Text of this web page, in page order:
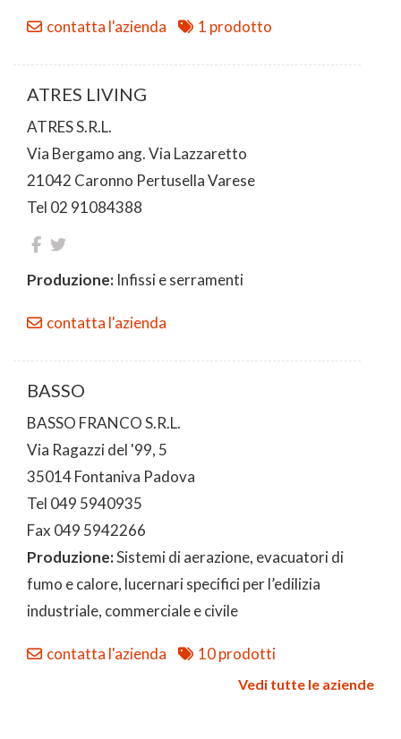
contatta l'azienda 1 prodotto
ATRES LIVING
ATRES S.R.L.
Via Bergamo ang. Via Lazzaretto
21042 Caronno Pertusella Varese
Tel 02 91084388
Produzione: Infissi e serramenti
contatta l'azienda
BASSO
BASSO FRANCO S.R.L.
Via Ragazzi del '99, 5
35014 Fontaniva Padova
Tel 049 5940935
Fax 049 5942266
Produzione:Sistemi di aerazione, evacuatori di
fumo e calore, lucernari specifici per l’edilizia
industriale, commerciale e civile
contatta l'azienda 10 prodotti
Vedi tutte le aziende